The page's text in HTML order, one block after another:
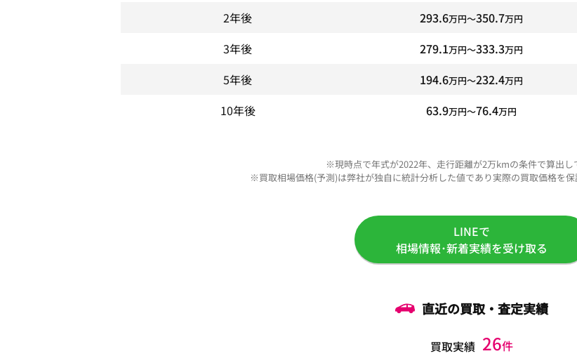
2年後 293.6万円〜350.7万円
3年後 279.1万円〜333.3万円
5年後 194.6万円〜232.4万円
10年後 63.9万円〜76.4万円
※現時点で年式が2022年、走行距離が2万kmの条件で算出し
※買取相場価格(予測)は弊社が独自に統計分析した値であり実際の買取価格を保
LINEで
相場情報･新着実績を受け取る
直近の買取・査定実績
買取実績 26件